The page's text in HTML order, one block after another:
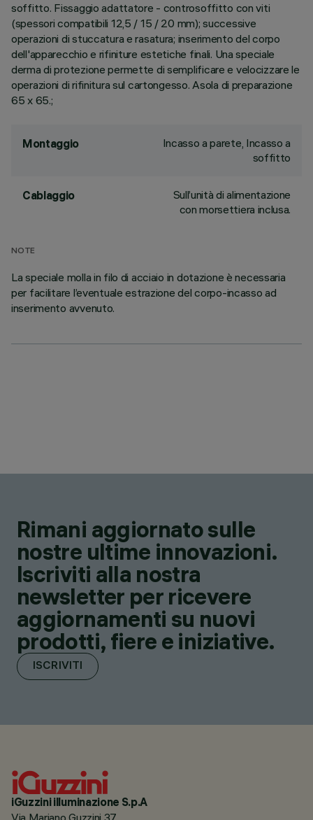
soffitto. Fissaggio adattatore - controsoffitto con viti
(spessori compatibili 12,5 / 15 / 20 mm); successive
operazioni di stuccatura e rasatura; inserimento del corpo
dell'apparecchio e rifiniture estetiche finali. Una speciale
derma di protezione permette di semplificare e velocizzare le
operazioni di rifinitura sul cartongesso. Asola di preparazione
65 x 65.;
Montaggio
Incasso a parete, Incasso a
soffitto
Cablaggio
Sull’unità di alimentazione
con morsettiera inclusa.
NOTE
La speciale molla in filo di acciaio in dotazione è necessaria
per facilitare l’eventuale estrazione del corpo-incasso ad
inserimento avvenuto.
Rimani aggiornato sulle
nostre ultime innovazioni.
Iscriviti alla nostra
newsletter per ricevere
aggiornamenti su nuovi
prodotti, fiere e iniziative.
ISCRIVITI
iGuzzini illuminazione S.p.A
Via Mariano Guzzini 37